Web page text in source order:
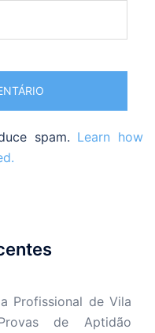
spam. Learn how
Profissional de Vila
de Aptidão